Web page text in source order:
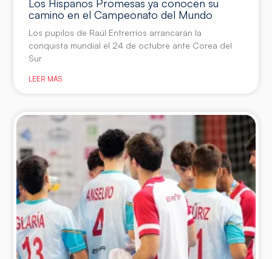
Los Hispanos Promesas ya conocen su
camino en el Campeonato del Mundo
Los pupilos de Raúl Entrerríos arrancarán la
conquista mundial el 24 de octubre ante Corea del
Sur
LEER MÁS